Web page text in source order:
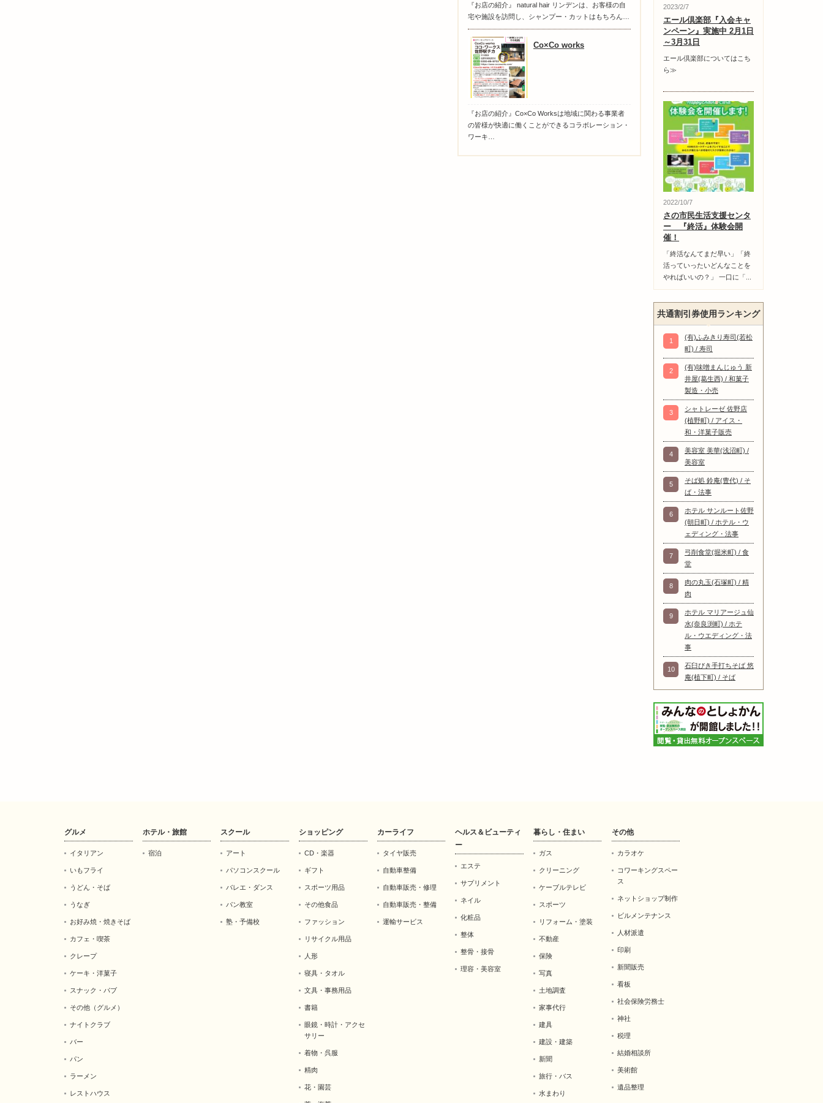
『お店の紹介』 natural hair リンデンは、お客様の自
宅や施設を訪問し、シャンプー・カットはもちろん…
Co×Co works
『お店の紹介』Co×Co Worksは地域に関わる事業者
の皆様が快適に働くことができるコラボレーション・
ワーキ…
2023/2/7
エール倶楽部『入会キャ
ンペーン』実施中 2月1日
～3月31日
エール倶楽部についてはこち
ら≫
2022/10/7
さの市民生活支援センタ
ー 『終活』体験会開
催！
「終活なんてまだ早い」「終
活っていったいどんなことを
やればいいの？」 一口に「...
共通割引券使用ランキング
1
(有)ふみきり寿司(若松
町) / 寿司
2
(有)味噌まんじゅう 新
井屋(葛生西) / 和菓子
製造・小売
3
シャトレーゼ 佐野店
(植野町) / アイス・
和・洋菓子販売
4
美容室 美華(浅沼町) /
美容室
5
そば処 鈴庵(豊代) / そ
ば・法事
6
ホテル サンルート佐野
(朝日町) / ホテル・ウ
ェディング・法事
7
弓削食堂(堀米町) / 食
堂
8
肉の丸玉(石塚町) / 精
肉
9
ホテル マリアージュ仙
水(奈良渕町) / ホテ
ル・ウエディング・法
事
10
石臼びき手打ちそば 悠
庵(植下町) / そば
グルメ
イタリアン
いもフライ
うどん・そば
うなぎ
お好み焼・焼きそば
カフェ・喫茶
クレープ
ケーキ・洋菓子
スナック・パブ
その他（グルメ）
ナイトクラブ
バー
パン
ラーメン
レストハウス
ホテル・旅館
宿泊
スクール
アート
パソコンスクール
バレエ・ダンス
パン教室
塾・予備校
ショッピング
CD・楽器
ギフト
スポーツ用品
その他食品
ファッション
リサイクル用品
人形
寝具・タオル
文具・事務用品
書籍
眼鏡・時計・アクセ
サリー
着物・呉服
精肉
花・園芸
カーライフ
タイヤ販売
自動車整備
自動車販売・修理
自動車販売・整備
運輸サービス
ヘルス＆ビューティ
ー
エステ
サプリメント
ネイル
化粧品
整体
整骨・接骨
理容・美容室
暮らし・住まい
ガス
クリーニング
ケーブルテレビ
スポーツ
リフォーム・塗装
不動産
保険
写真
土地調査
家事代行
建具
建設・建築
新聞
旅行・バス
水まわり
その他
カラオケ
コワーキングスペー
ス
ネットショップ制作
ビルメンテナンス
人材派遣
印刷
新聞販売
看板
社会保険労務士
神社
税理
結婚相談所
美術館
遺品整理